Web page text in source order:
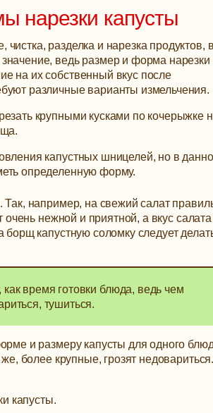
нарезки капусты
разделка и нарезка продуктов,
ведь размер и форма нарезки
на их собственный вкус после
различные варианты измельчения.
крупными кусками по кочерыжке
капустных шницелей, но в
определенную форму.
Так, например, на свежий салат
очень нежной и приятной, а вкус салата
капустную соломку следует
время готовки блюда, ведь чем
тушиться.
и размеру капусты для одного
более крупные, грозят
капусты.